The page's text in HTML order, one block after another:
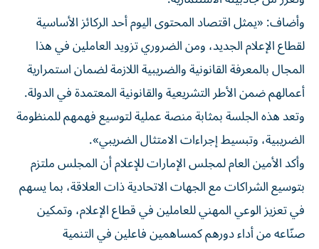
وأضاف: «يمثل اقتصاد المحتوى اليوم أحد الركائز الأساسية
لقطاع الإعلام الجديد، ومن الضروري ‏تزويد العاملين في هذا
المجال بالمعرفة القانونية والضريبية اللازمة لضمان استمرارية
أعمالهم ضمن الأطر التشريعية ‏والقانونية المعتمدة في الدولة.
وتعد هذه الجلسة بمثابة منصة عملية لتوسيع فهمهم للمنظومة
الضريبية، وتبسيط ‏إجراءات الامتثال الضريبي».‏
وأكد الأمين العام لمجلس الإمارات للإعلام أن المجلس ملتزم
بتوسيع الشراكات مع الجهات الاتحادية ذات العلاقة، بما ‏يسهم
في تعزيز الوعي المهني للعاملين في قطاع الإعلام، وتمكين
صنّاعه من أداء دورهم كمساهمين فاعلين في التنمية